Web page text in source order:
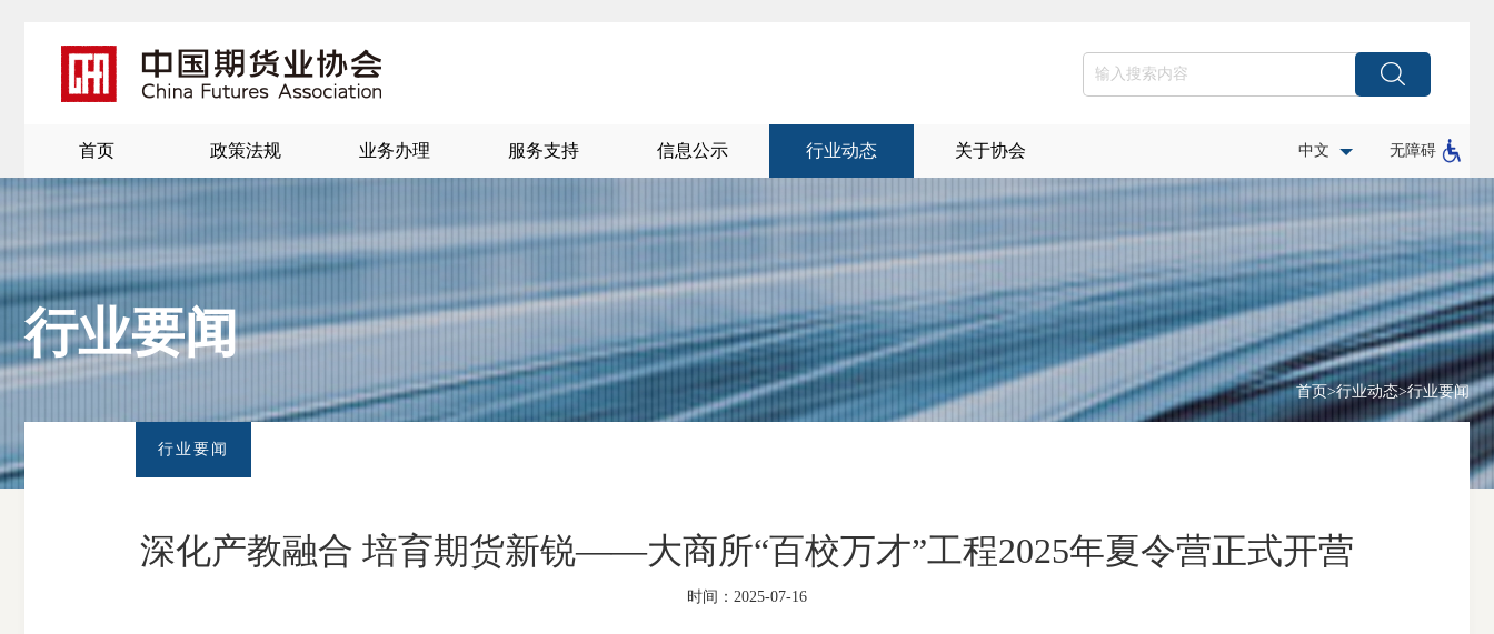
首页 政策法规 业务办理 服务支持 信息公示 行业动态 关于协会 中文 无障碍
行业要闻
首页>行业动态>行业要闻
行业要闻
深化产教融合 培育期货新锐——大商所“百校万才”工程2025年夏令营正式开营
时间：2025-07-16
北
京